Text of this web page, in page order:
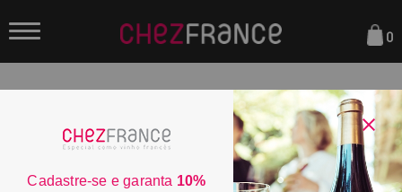
0
ORDENAR POR:
Cadastre-se e garanta 10%